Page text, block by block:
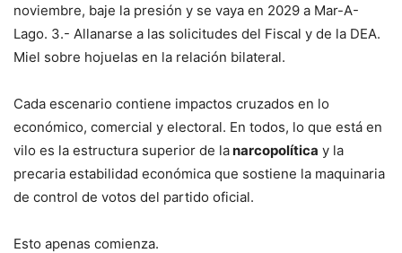
noviembre, baje la presión y se vaya en 2029 a Mar-A-
Lago. 3.- Allanarse a las solicitudes del Fiscal y de la DEA.
Miel sobre hojuelas en la relación bilateral.
Cada escenario contiene impactos cruzados en lo
económico, comercial y electoral. En todos, lo que está en
vilo es la estructura superior de lanarcopolítica y la
precaria estabilidad económica que sostiene la maquinaria
de control de votos del partido oficial.
Esto apenas comienza.